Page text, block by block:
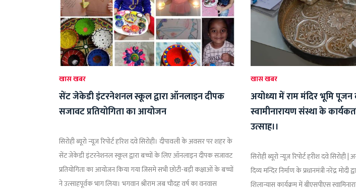
खास खबर
सेंट जेकेडी इंटरनेशनल स्कूल द्वारा ऑनलाइन दीपक
सजावट प्रतियोगिता का आयोजन
सिरोही ब्यूरो न्यूज़ रिपोर्ट हरिश दवे सिरोही। दीपावली के अवसर पर शहर के
सेंट जेकेडी इंटरनेशनल स्कूल द्वारा बच्चों के लिए ऑनलाइन दीपक सजावट
प्रतियोगिता का आयोजन किया गया जिसमे सभी छोटी-बड़ी कक्षाओं के बच्चों
ने उत्साहपूर्वक भाग लिया। भगवान श्रीराम जब चौदह वर्ष का वनवास
खास खबर
अयोध्या में राम मंदिर भूमि
स्वामीनारायण संस्था के
उत्साह।।
सिरोही ब्यूरो न्यूज़ रिपोर्ट हरीश दवे
दिव्य मन्दिर निर्माण के प्रधानमंत्री नरेंद्र
शिलान्यास कार्यक्रम में बीएसपीएस